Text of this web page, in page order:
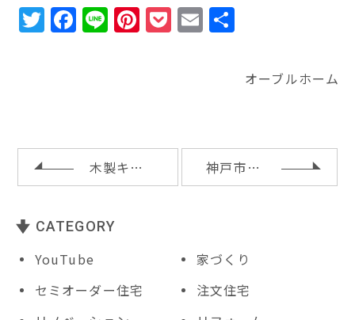
T
w
F
a
o
o
k
Li
n
Pi
n
st
P
o
t
E
m
オーブルホーム
木製キッチンと木製背面収納 神戸市須磨区Ｈ様邸の上棟
CATEGORY
YouTube
家づくり
セミオーダー住宅
注文住宅